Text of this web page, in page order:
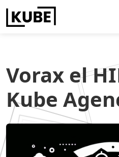
Vorax el
Kube